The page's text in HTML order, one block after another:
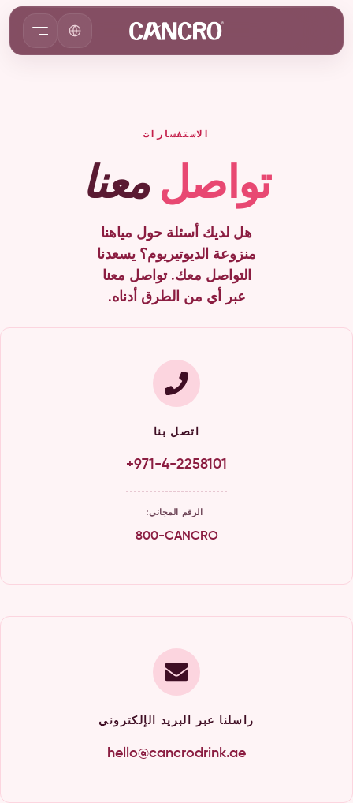
الاستفسارات
تواصلمعنا
هل لديك أسئلة حول مياهنا
منزوعة الديوتيريوم؟ يسعدنا
التواصل معك. تواصل معنا
عبر أي من الطرق أدناه.
اتصل بنا
+971-4-2258101
الرقم المجاني:
800-CANCRO
راسلنا عبر البريد الإلكتروني
hello@cancrodrink.ae